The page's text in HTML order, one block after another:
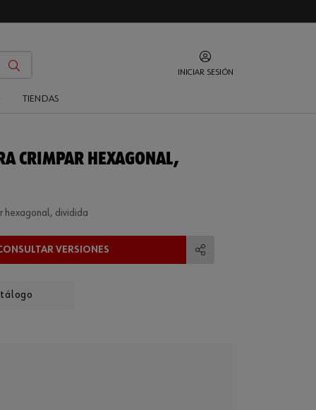
INICIAR SESIÓN
TIENDAS
CRIMPAR HEXAGONAL,
hexagonal, dividida
VERSIONES
Compartir